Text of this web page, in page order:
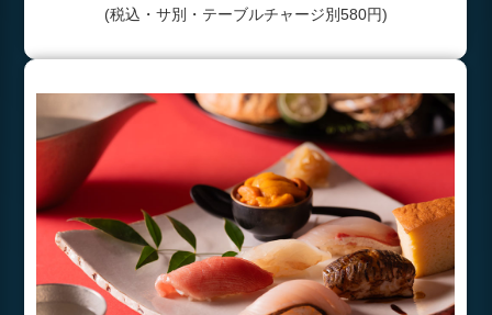
(税込・サ別・テーブルチャージ別580円)